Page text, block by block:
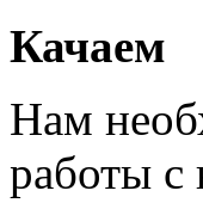
Качаем
Нам
работы с